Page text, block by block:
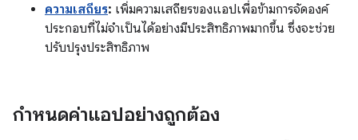
ความเสถียร: เพิ่มความเสถียรของแอปเพื่อข้ามการจัดองค์
ประกอบที่ไม่จำเป็นได้อย่างมีประสิทธิภาพมากขึ้น ซึ่งจะช่วย
ปรับปรุงประสิทธิภาพ
กำหนดค่าแอปอย่างถูกต้อง